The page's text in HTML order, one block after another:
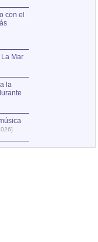
con el
Mar
la